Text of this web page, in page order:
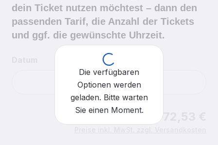
dein Ticket nutzen möchtest – dann den
passenden Tarif, die Anzahl der Tickets
und ggf. die gewünschte Uhrzeit.
Für heute sind keine Einlasszeiten mehr
Ab 72,53 €
Loading...
Die verfügbaren
Optionen werden
geladen. Bitte warten
Sie einen Moment.